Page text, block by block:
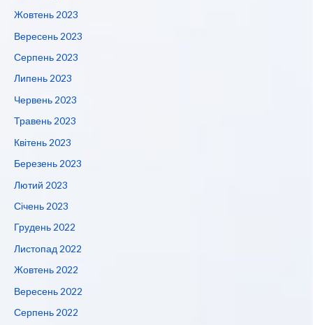
Жовтень 2023
Вересень 2023
Серпень 2023
Липень 2023
Червень 2023
Травень 2023
Квітень 2023
Березень 2023
Лютий 2023
Січень 2023
Грудень 2022
Листопад 2022
Жовтень 2022
Вересень 2022
Серпень 2022